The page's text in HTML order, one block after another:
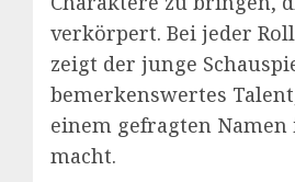
verkörpert. Bei jeder
zeigt der junge
bemerkenswertes
einem gefragten Namen
macht.